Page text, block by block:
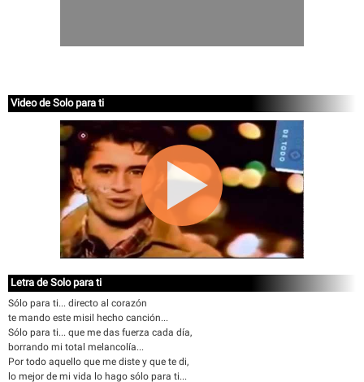
Video de Solo para ti
Letra de Solo para ti
Sólo para ti... directo al corazón
te mando este misil hecho canción...
Sólo para ti... que me das fuerza cada día,
borrando mi total melancolía...
Por todo aquello que me diste y que te di,
lo mejor de mi vida lo hago sólo para ti...